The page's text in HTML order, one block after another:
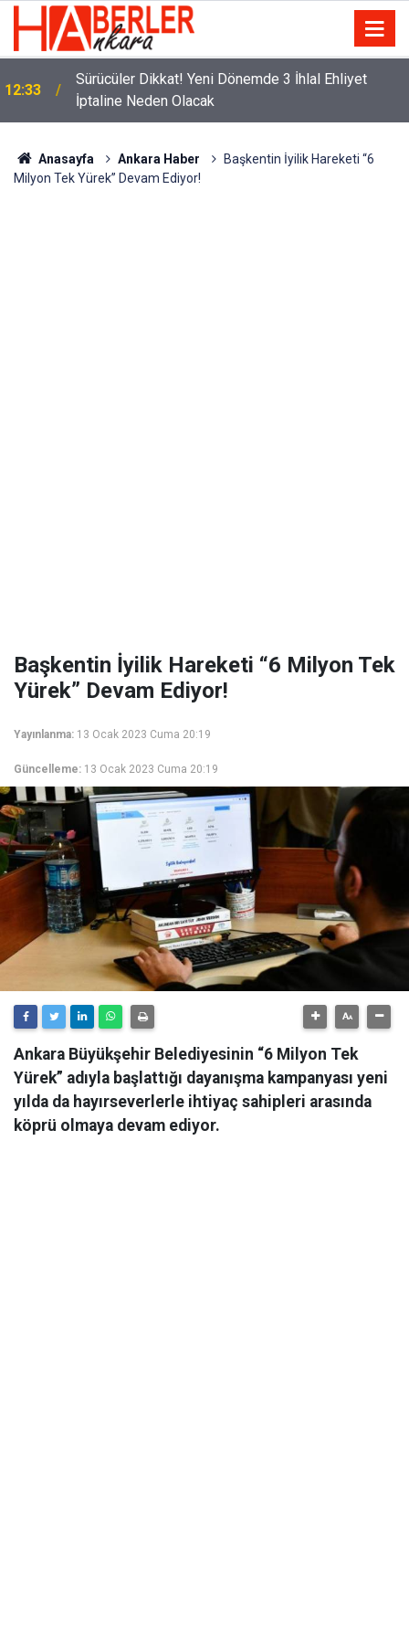
12:33
Sürücüler Dikkat! Yeni Dönemde 3 İhlal Ehliyet
İptaline Neden Olacak
Anasayfa Ankara Haber
Başkentin İyilik Hareketi “6
Milyon Tek Yürek” Devam Ediyor!
Başkentin İyilik Hareketi “6 Milyon Tek
Yürek” Devam Ediyor!
Yayınlanma: 13 Ocak 2023 Cuma 20:19
Güncelleme: 13 Ocak 2023 Cuma 20:19
Ankara Büyükşehir Belediyesinin “6 Milyon Tek
Yürek” adıyla başlattığı dayanışma kampanyası yeni
yılda da hayırseverlerle ihtiyaç sahipleri arasında
köprü olmaya devam ediyor.